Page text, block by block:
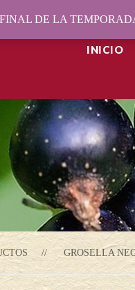
INICIO
GROSELLA
DE LA